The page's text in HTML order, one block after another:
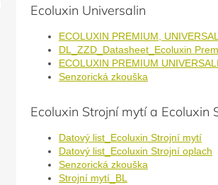
Ecoluxin Universalin
ECOLUXIN PREMIUM,
DL_ZZD_Datasheet_Ecoluxin
ECOLUXIN PREMIUM
Senzorická zkouška
Ecoluxin Strojní mytí a Ecoluxin
Datový list_Ecoluxin Strojní mytí
Datový list_Ecoluxin Strojní oplach
Senzorická zkouška
Strojní mytí_BL